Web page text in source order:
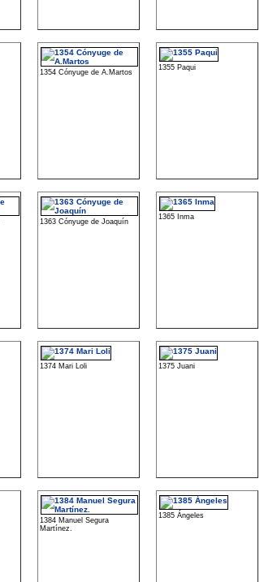
1354 Cónyuge de A.Martos
1355 Paqui
1363 Cónyuge de Joaquín
1365 Inma
1374 Mari Loli 1375 Juani
1384 Manuel Segura
Martínez.
1385 Ángeles